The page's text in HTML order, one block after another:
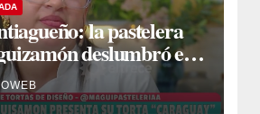
la pastelera
deslumbró en
su torta “Caraguay” y